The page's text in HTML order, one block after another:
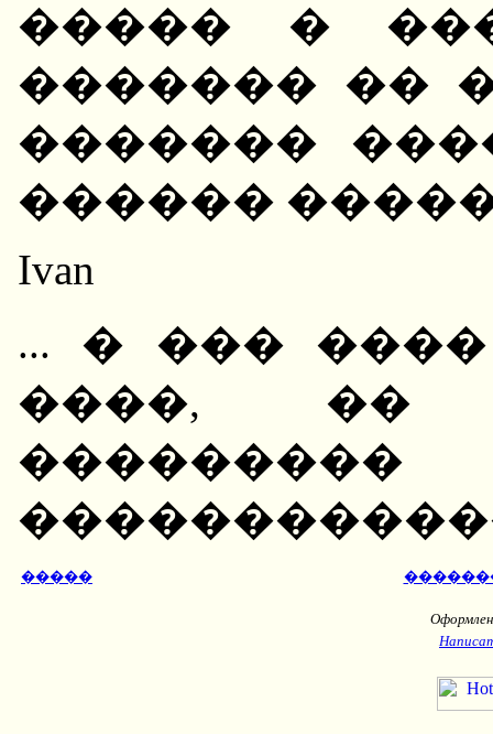
����� �
������� ��
�������
������
Ivan
... � ��� ����
����, ��
�����